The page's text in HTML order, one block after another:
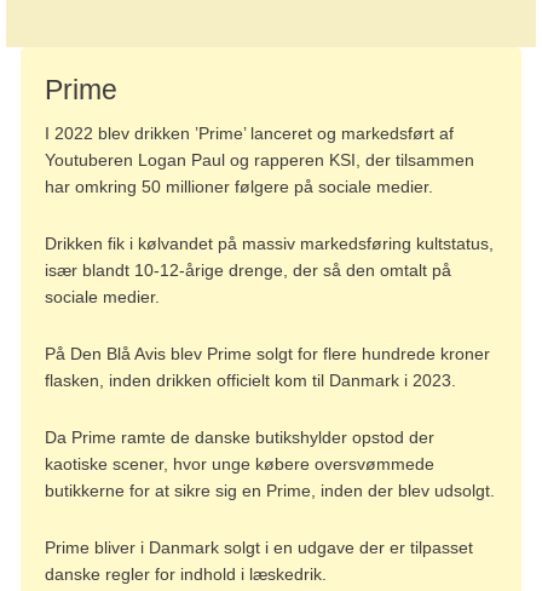
Prime
I 2022 blev drikken ’Prime’ lanceret og markedsført af
Youtuberen Logan Paul og rapperen KSI, der tilsammen
har omkring 50 millioner følgere på sociale medier.
Drikken fik i kølvandet på massiv markedsføring kultstatus,
især blandt 10-12-årige drenge, der så den omtalt på
sociale medier.
På Den Blå Avis blev Prime solgt for flere hundrede kroner
flasken, inden drikken officielt kom til Danmark i 2023.
Da Prime ramte de danske butikshylder opstod der
kaotiske scener, hvor unge købere oversvømmede
butikkerne for at sikre sig en Prime, inden der blev udsolgt.
Prime bliver i Danmark solgt i en udgave der er tilpasset
danske regler for indhold i læskedrik.